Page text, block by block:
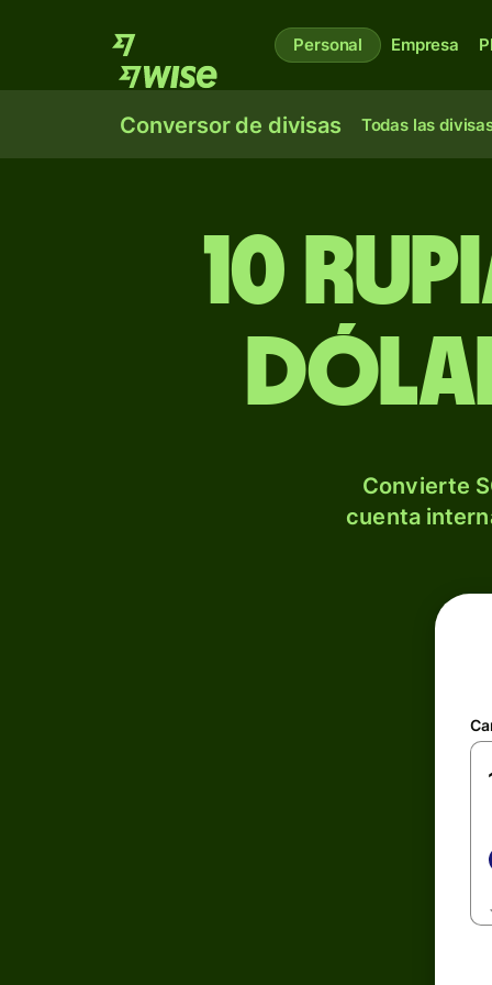
Personal Empresa
Conversor de divisas Todas las
10
Convierte
cuenta